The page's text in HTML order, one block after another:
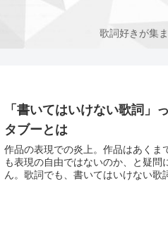
歌詞好きが集
「書いてはいけない歌詞」
タブーとは
作品の表現での炎上。作品はあくま
も表現の自由ではないのか、と疑
ん。歌詞でも、書いてはいけない歌